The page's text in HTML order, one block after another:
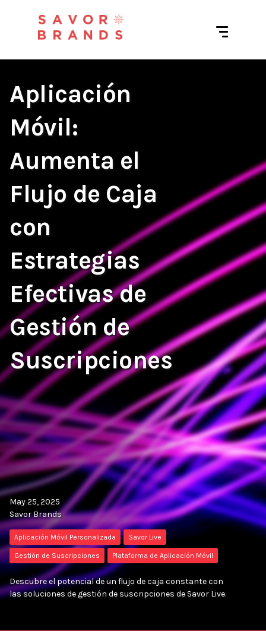
Aplicación
Móvil:
Aumenta el
Flujo de Caja
con
Estrategias
Efectivas de
Gestión de
Suscripciones
May 25, 2025
Savor Brands
Aplicación Móvil Personalizada Savor Live
Gestión de Suscripciones Plataforma de Aplicación Móvil
Descubre el potencial de un flujo de caja constante con
las soluciones de gestión de suscripciones de Savor Live.